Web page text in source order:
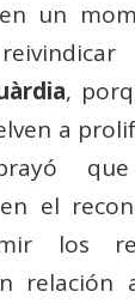
en un
,
a
el
los
relación